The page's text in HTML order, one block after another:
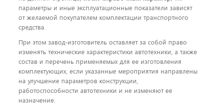
параметры и иные эксплуатационные показатели зависят
от желаемой покупателем комплектации транспортного
средства.
При этом завод-изготовитель оставляет за собой право
изменять технические характеристики автотехники, а также
состав и перечень применяемых для ее изготовления
комплектующих, если указанные мероприятия направлены
на улучшение параметров конструкции,
работоспособности автотехники и не изменяют ее
назначение.